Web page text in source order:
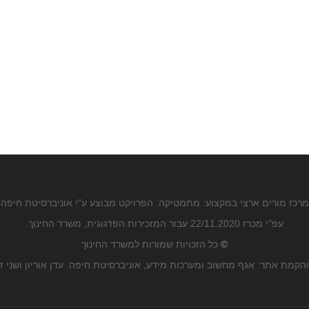
מרכז מורים ארצי במקצוע: מתמטיקה. הפרויקט מבוצע ע"י אוניברסיטת חיפה
עפ"י מכרז 22/11.2020 עבור המזכירות הפדגוגית, משרד החינוך.
© כל הזכויות שמורות למשרד החינוך
אתר: אגף מחשוב ומערכות מידע, אוניברסיטת חיפה. עדן אוריון ושני